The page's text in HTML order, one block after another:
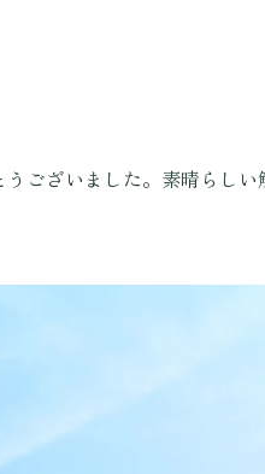
ございました。素晴らし